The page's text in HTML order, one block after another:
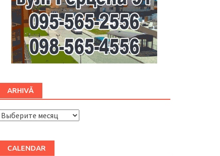
ARHIVĂ
ARHIVĂ
CALENDAR